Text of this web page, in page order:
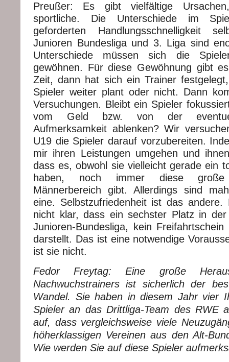
Preußer: Es gibt vielfältige
sportliche. Die Unterschiede im
geforderten Handlungsschnelligkeit
Junioren Bundesliga und 3. Liga sind
Unterschiede müssen sich die
gewöhnen. Für diese Gewöhnung gibt
Zeit, dann hat sich ein Trainer
Spieler weiter plant oder nicht. Dann
Versuchungen. Bleibt ein Spieler
vom Geld bzw. von der
Aufmerksamkeit ablenken? Wir
U19 die Spieler darauf vorzubereiten.
mir ihren Leistungen umgehen und
dass es, obwohl sie vielleicht gerade ein
haben, noch immer diese
Männerbereich gibt. Allerdings sind
eine. Selbstzufriedenheit ist das andere.
nicht klar, dass ein sechster Platz in
Junioren-Bundesliga, kein
darstellt. Das ist eine notwendige
ist sie nicht.
Fedor Freytag: Eine große
Nachwuchstrainers ist sicherlich der
Wandel. Sie haben in diesem Jahr vier
Spieler an das Drittliga-Team des RWE
auf, dass vergleichsweise viele
höherklassigen Vereinen aus den Alt-
Wie werden Sie auf diese Spieler